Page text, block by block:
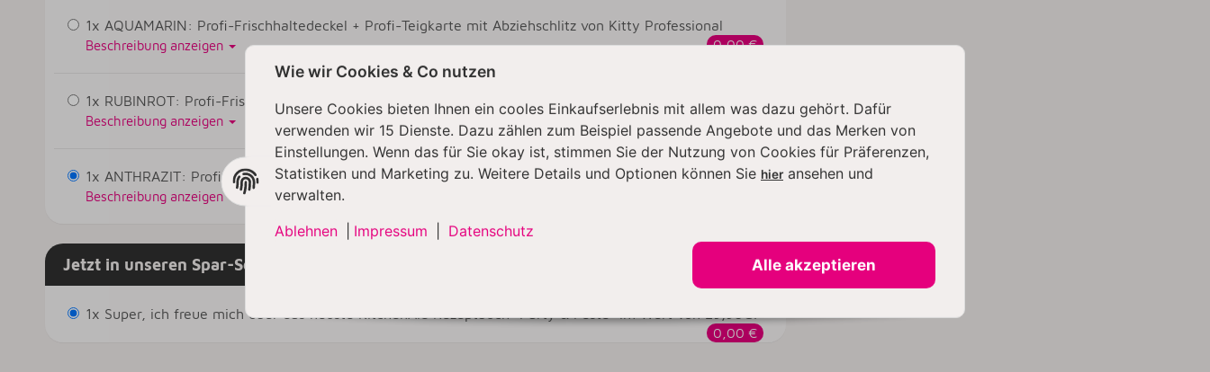
1x AQUAMARIN: Profi-Frischhaltedeckel + Profi-Teigkarte mit Abziehschlitz von Kitty Professional
0,00 €
Beschreibung anzeigen
1x RUBINROT: Profi-Frischhaltedeckel + Profi-Teigkarte mit Abziehschlitz von Kitty Professional
0,00 €
Beschreibung anzeigen
1x ANTHRAZIT: Profi-Frischhaltedeckel + Profi-Teigkarte mit Abziehschlitz von Kitty Professional
Beschreibung anzeigen
Jetzt in unseren Spar-Sets & nur solange der Vorrat reicht
1x Super, ich freue mich über das neuste KitchenAid Rezeptbuch "Party & Feste" im Wert von 29,90€!
0,00 €
Wie wir Cookies & Co nutzen
Unsere Cookies bieten Ihnen ein cooles Einkaufserlebnis mit allem was dazu gehört. Dafür
verwenden wir 15 Dienste. Dazu zählen zum Beispiel passende Angebote und das Merken von
Einstellungen. Wenn das für Sie okay ist, stimmen Sie der Nutzung von Cookies für Präferenzen,
Statistiken und Marketing zu. Weitere Details und Optionen können Sie hier ansehen und
verwalten.
Ablehnen
Impressum
Datenschutz
Alle akzeptieren